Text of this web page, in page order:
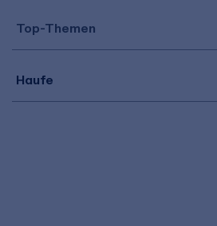
Top-Themen
Haufe